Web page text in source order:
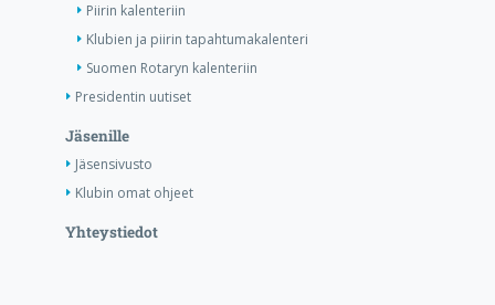
Piirin kalenteriin
Klubien ja piirin tapahtumakalenteri
Suomen Rotaryn kalenteriin
Presidentin uutiset
Jäsenille
Jäsensivusto
Klubin omat ohjeet
Yhteystiedot